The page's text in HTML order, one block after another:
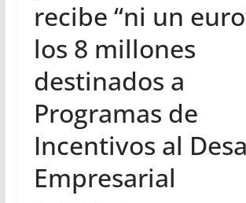
recibe “ni un
los 8 millones
destinados a
Programas de
Incentivos al
Empresarial